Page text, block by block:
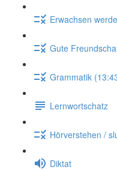
Erwachsen
Gute
Grammatik
Lernwortschatz
Hörverstehen /
Diktat